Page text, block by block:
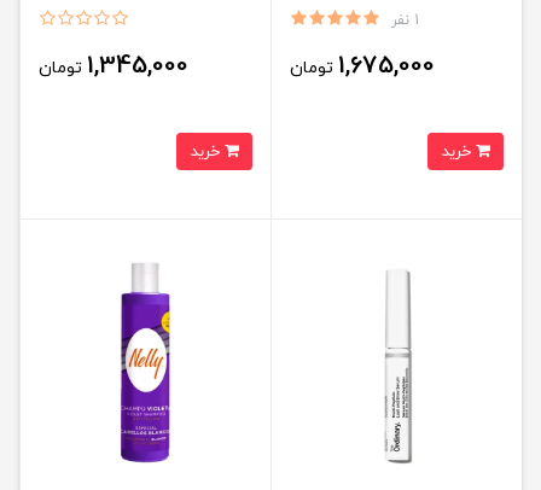
1 نفر
1,675,000 تومان 1,345,000 تومان